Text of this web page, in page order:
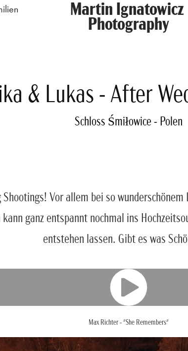
Martin Ignatowicz
Photography
& Lukas - After
Schloss Śmiłowice - Polen
Vor allem bei so
ganz entspannt nochmal ins
entstehen lassen. Gibt es was
Max Richter - "She Remembers"